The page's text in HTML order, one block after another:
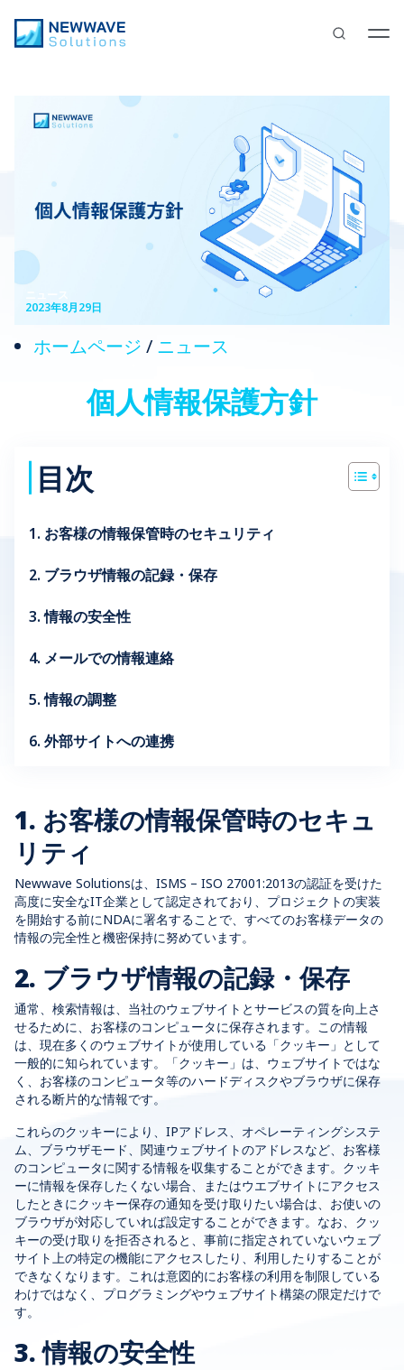
2023年8月29日
ホームページ / ニュース
個人情報保護方針
1. お客様の情報保管時のセキュ
リティ
Newwave Solutionsは、ISMS – ISO 27001:2013の認証を受けた
高度に安全なIT企業として認定されており、プロジェクトの実装
を開始する前にNDAに署名することで、すべてのお客様データの
情報の完全性と機密保持に努めています。
2. ブラウザ情報の記録・保存
通常、検索情報は、当社のウェブサイトとサービスの質を向上さ
せるために、お客様のコンピュータに保存されます。この情報
は、現在多くのウェブサイトが使用している「クッキー」として
一般的に知られています。「クッキー」は、ウェブサイトではな
く、お客様のコンピュータ等のハードディスクやブラウザに保存
される断片的な情報です。
これらのクッキーにより、IPアドレス、オペレーティングシステ
ム、ブラウザモード、関連ウェブサイトのアドレスなど、お客様
のコンピュータに関する情報を収集することができます。クッキ
ーに情報を保存したくない場合、またはウエブサイトにアクセス
したときにクッキー保存の通知を受け取りたい場合は、お使いの
ブラウザが対応していれば設定することができます。なお、クッ
キーの受け取りを拒否されると、事前に指定されていないウェブ
サイト上の特定の機能にアクセスしたり、利用したりすることが
できなくなります。これは意図的にお客様の利用を制限している
わけではなく、プログラミングやウェブサイト構築の限定だけで
す。
3. 情報の安全性
目次
1. お客様の情報保管時のセキュリティ
2. ブラウザ情報の記録・保存
3. 情報の安全性
4. メールでの情報連絡
5. 情報の調整
6. 外部サイトへの連携